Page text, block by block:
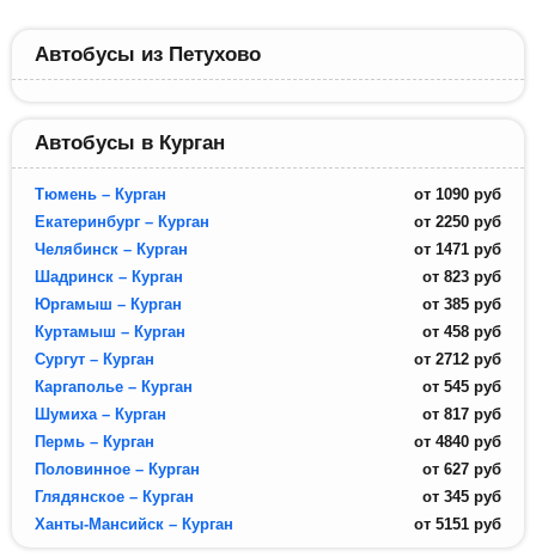
Автобусы из Петухово
Автобусы в Курган
Тюмень – Курган от 1090 руб
Екатеринбург – Курган
от 2250 руб
Челябинск – Курган
от 1471 руб
Шадринск – Курган
от 823 руб
Юргамыш – Курган
от 385 руб
Куртамыш – Курган
от 458 руб
Сургут – Курган
от 2712 руб
Каргаполье – Курган
от 545 руб
Шумиха – Курган
от 817 руб
Пермь – Курган
от 4840 руб
Половинное – Курган
от 627 руб
Глядянское – Курган
от 345 руб
Ханты-Мансийск – Курган
от 5151 руб